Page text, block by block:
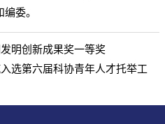
委。
明创新成果奖一等奖
选第六届科协青年人才托举工